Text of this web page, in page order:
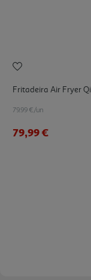
Fritadeira Air Fryer
79.99 €/un
79,99 €